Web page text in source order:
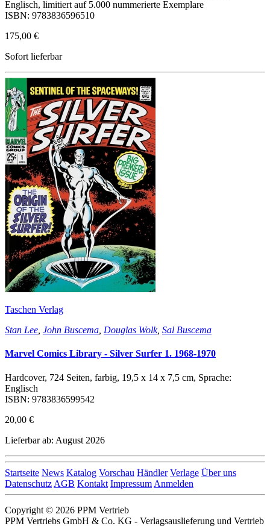
Englisch, limitiert auf 5.000 nummerierte Exemplare
ISBN: 9783836596510
175,00 €
Sofort lieferbar
Taschen Verlag
Stan Lee John Buscema Douglas Wolk, Sal Buscema
Marvel Comics Library - Silver Surfer 1. 1968-1970
Hardcover, 724 Seiten, farbig, 19,5 x 14 x 7,5 cm, Sprache:
Englisch
ISBN: 9783836599542
20,00 €
Lieferbar ab: August 2026
Startseite News Katalog Vorschau Händler Verlage Über uns
Datenschutz AGB Kontakt Impressum Anmelden
Copyright © 2026 PPM Vertrieb
PPM Vertriebs GmbH & Co. KG - Verlagsauslieferung und Vertrieb